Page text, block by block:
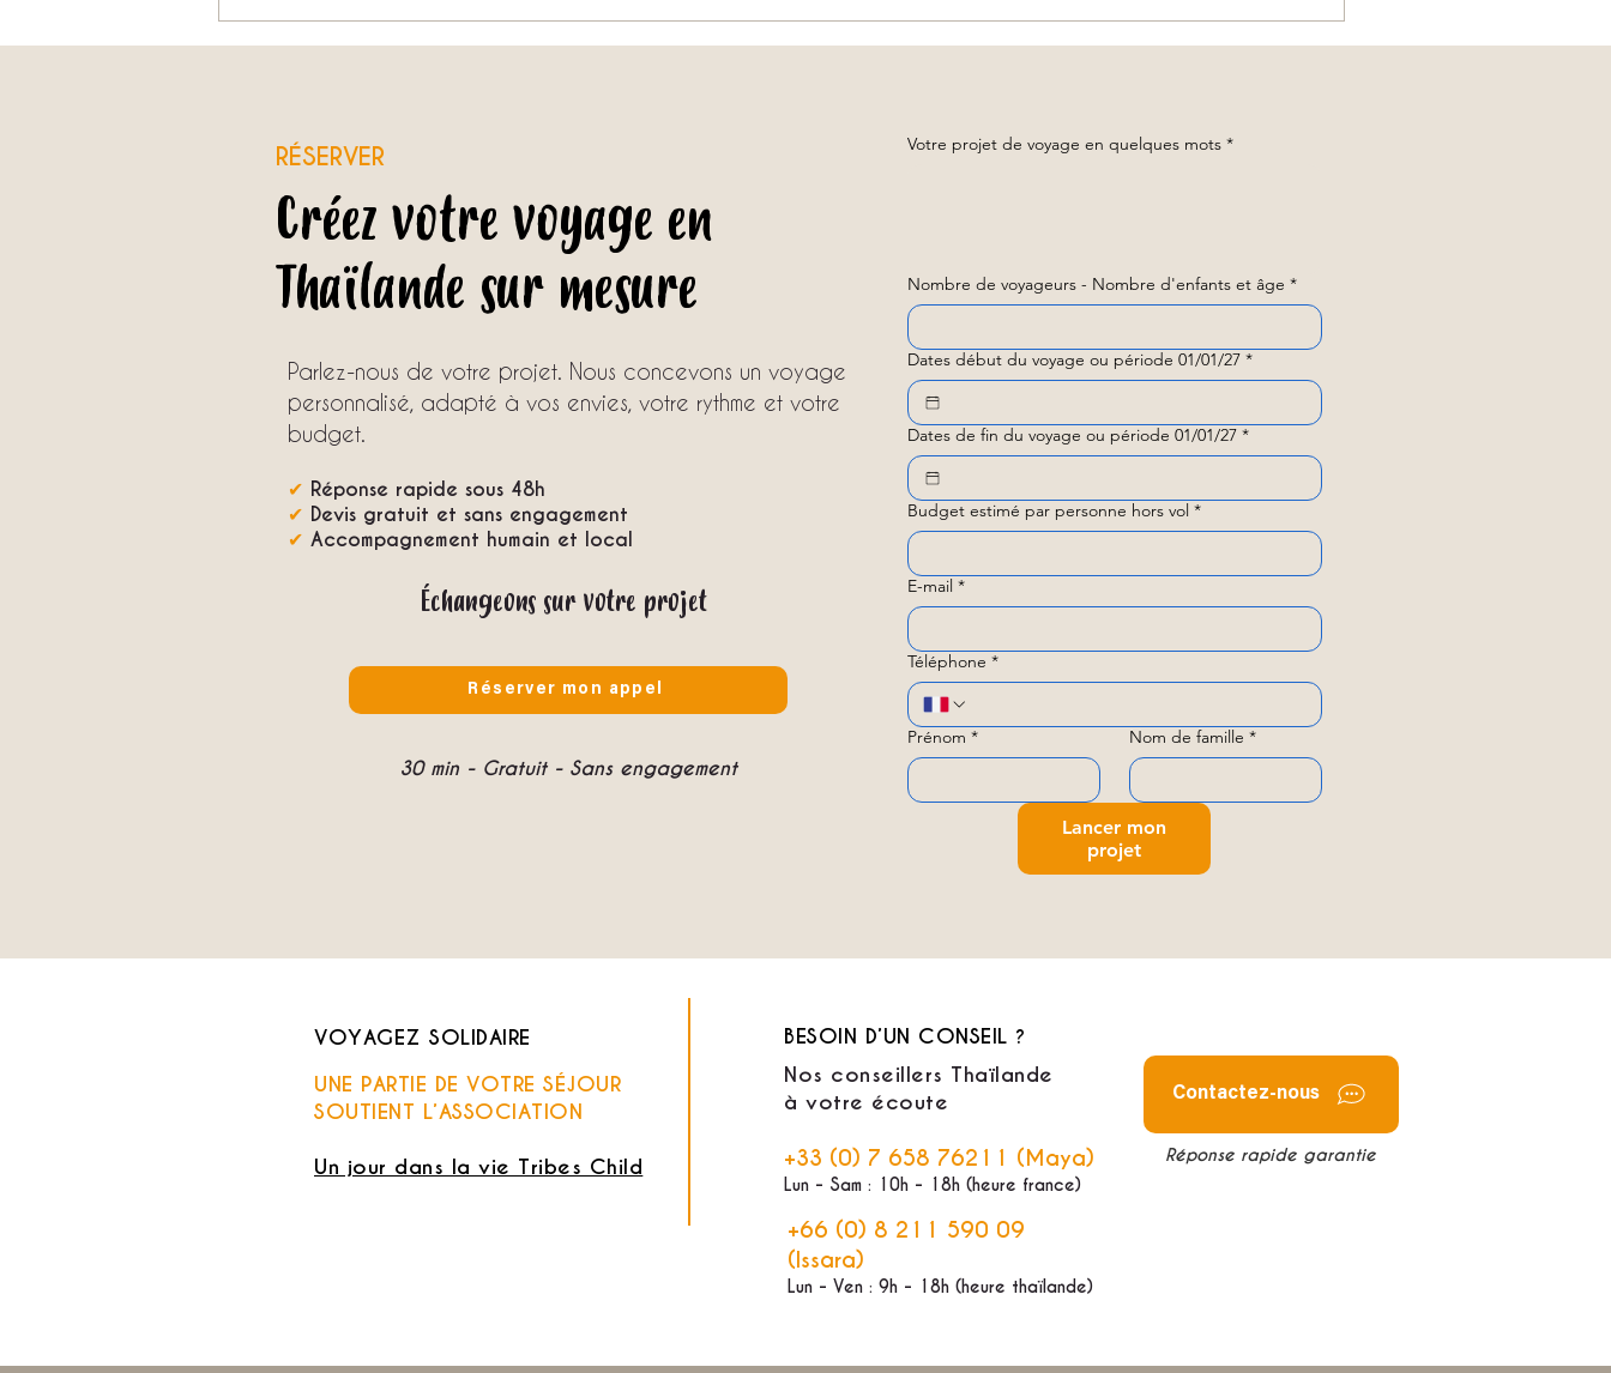
RÉSERVER
Créez votre voyage en
Thaïlande sur mesure
Parlez-nous de votre projet. Nous concevons un voyage
personnalisé, adapté à vos envies, votre rythme et votre
budget.
Votre projet de voyage en quelques mots *
Nombre de voyageurs - Nombre d'enfants et âge *
Dates début du voyage ou période 01/01/27 *
Dates de fin du voyage ou période 01/01/27 *
Budget estimé par personne hors vol *
E-mail *
Téléphone *
Prénom * Nom de famille *
Lancer mon
projet
✔ Réponse rapide sous 48h
✔ Devis gratuit et sans engagement
✔ Accompagnement humain et local
Échangeons sur votre projet
Réserver mon appel
30 min - Gratuit - Sans engagement
VOYAGEZ SOLIDAIRE
UNE PARTIE DE VOTRE SÉJOUR
SOUTIENT L’ASSOCIATION
Un jour dans la vie Tribes Child
BESOIN D’UN CONSEIL ?
Nos conseillers Thaïlande
à votre écoute
+33 (0) 7 658 76211 (Maya)
Lun - Sam : 10h - 18h (heure france)
Contactez-nous
Réponse rapide garantie
+66 (0) 8 211 590 09
(Issara)
Lun - Ven : 9h - 18h (heure thaïlande)